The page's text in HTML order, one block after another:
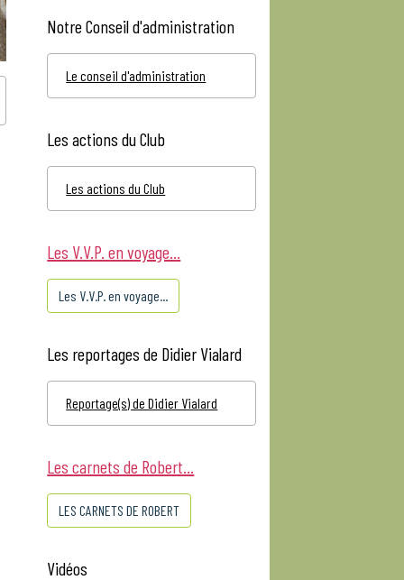
Notre Conseil d'administration
Le conseil d'administration
Les actions du Club
Les actions du Club
Les V.V.P. en voyage...
Les V.V.P. en voyage...
Les reportages de Didier Vialard
Reportage(s) de Didier Vialard
Les carnets de Robert...
LES CARNETS DE ROBERT
Vidéos